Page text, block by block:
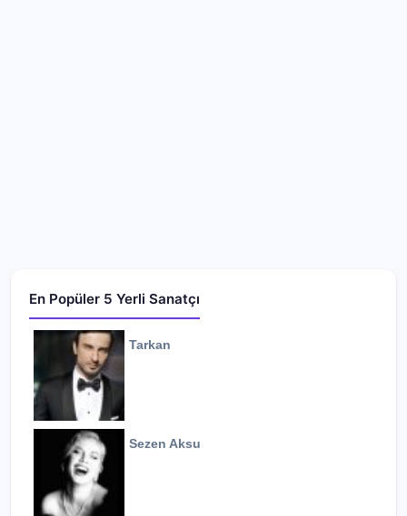
En Popüler 5 Yerli Sanatçı
Tarkan
Sezen Aksu